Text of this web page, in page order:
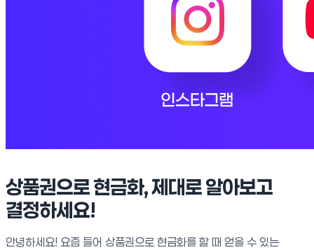
상품권으로 현금화, 제대로 알아보고
결정하세요!
안녕하세요! 요즘 들어 상품권으로 현금화를 할 때 얻을 수 있는